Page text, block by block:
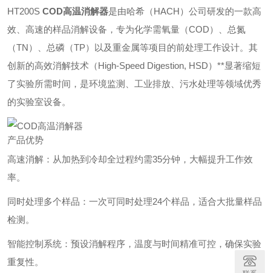
HT200S COD高温消解器是由哈希（HACH）公司研发的一款高
效、高速的样品消解设备，专为化学需氧量（COD）、总氮
（TN）、总磷（TP）以及重金属等项目的前处理工作设计。其
创新的高效消解技术（High-Speed Digestion, HSD）**显著缩短
了实验所需时间，是环境监测、工业排放、污水处理等领域优秀
的实验室设备。
产品优势
高速消解：从加热到冷却全过程约需35分钟，大幅提升工作效
率。
同时处理多个样品：一次可同时处理24个样品，适合大批量样品
检测。
智能控制系统：预设消解程序，温度与时间精准可控，确保实验
重复性。